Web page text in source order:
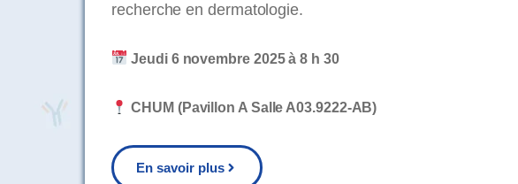
recherche en dermatologie.
Jeudi 6 novembre 2025 à 8 h 30
CHUM (Pavillon A Salle A03.9222-AB)
En savoir plus